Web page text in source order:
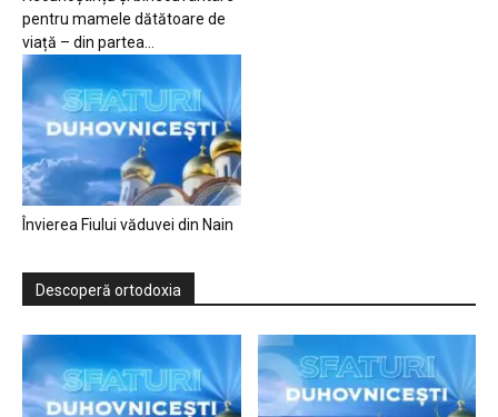
pentru mamele dătătoare de
viață – din partea...
Învierea Fiului văduvei din Nain
Descoperă ortodoxia